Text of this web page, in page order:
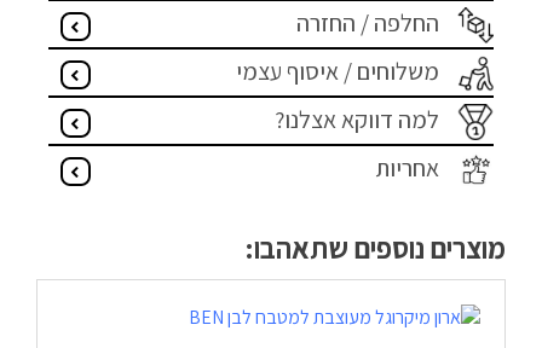
מדיניות פרטיות
התחבר / הרשם
החלפה / החזרה
משלוחים / איסוף עצמי
למה דווקא אצלנו?
אחריות
מוצרים נוספים שתאהבו: